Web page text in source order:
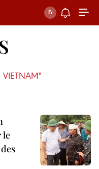
VIETNAM"
le